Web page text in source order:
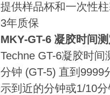
提供样品杯和一次性
3年质保
MKY-GT-6 凝胶时间
Techne GT-6凝胶时
分钟 (GT-5) 直到9999
示到近的分钟或1/10